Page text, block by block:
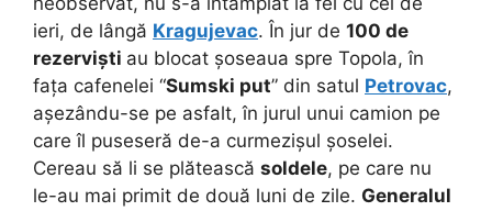
ieri, de lângă Kragujevac. În jur de 100 de
rezerviști au blocat șoseaua spre Topola, în
fața cafenelei “Sumski put” din satul Petrovac,
așezându-se pe asfalt, în jurul unui camion pe
care îl puseseră de-a curmezișul șoselei.
Cereau să li se plătească soldele, pe care nu
le-au mai primit de două luni de zile. Generalul